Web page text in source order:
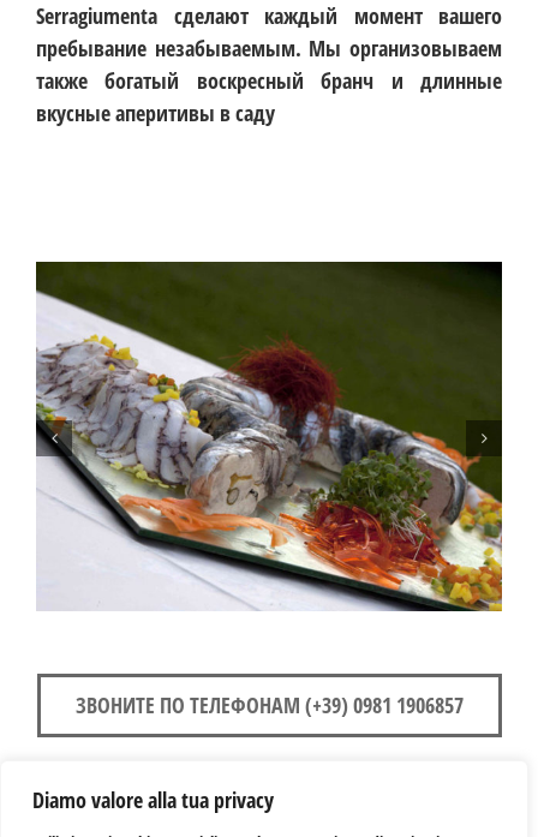
Diamo valore alla tua privacy
Serragiumenta сделают каждый момент вашего
пребывание незабываемым. Мы организовываем
также богатый воскресный бранч и длинные
вкусные аперитивы в саду
ЗВОНИТЕ ПО ТЕЛЕФОНАМ (+39) 0981 1906857